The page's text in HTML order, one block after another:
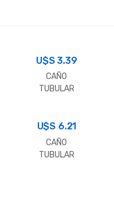
U$S3.39
CAÑO
TUBULAR
(Metro)
U$S 6.21
CAÑO
TUBULAR